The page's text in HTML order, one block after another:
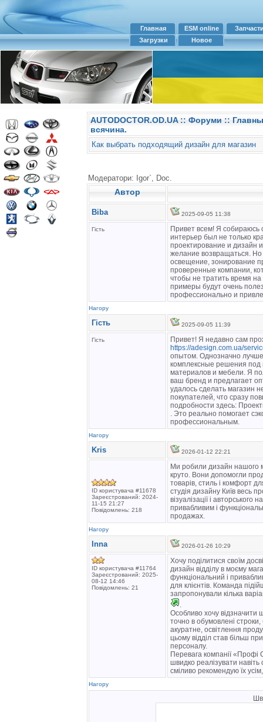
Главная ESM online
Загрузки
Новое
AUTODOCTOR.OD.UA:: Форуми ::
всячина.
Как выбрать подходящий дизайн для магазин
Модератори: Igor`, Doc.
Автор
Biba 2025-09-05 11:38
Гість
Привет всем! Я собираюсь
интерьер был не только
проектирование и дизайн
желание возвращаться. Но
освещение, зонирование
проверенные компании,
чтобы не тратить время
примеры будут очень
профессионально и
Нагору
Гість 2025-09-05 11:39
Гість
Привет! Я недавно сам
https://adesign.com.ua/
опытом. Однозначно
комплексные решения под
материалов и мебели. Я
ваш бренд и предлагает
удалось сделать магазин
покупателей, что сразу
подробности здесь:
. Это реально помогает
профессиональным.
Нагору
Kris 2026-01-12 22:21
ID користувача #11678
Зареєстрований: 2024-
11-15 21:27
Повідомлень: 218
Ми робили дизайн нашого
круто. Вони допомогли
товарів, стиль і комфорт
студія дизайну Київ весь
візуалізації і
привабливим і
продажах.
Нагору
Inna 2026-01-26 10:29
ID користувача #11764
Зареєстрований: 2025-
08-12 14:46
Повідомлень: 21
Хочу поділитися своїм
дизайн відділу в моєму
функціональний і
для клієнтів. Команда
запропонували кілька
.
Особливо хочу відзначити
точно в обумовлені строки,
акуратне, освітлення
цьому відділ став більш
персоналу.
Перевага компанії «Профі
швидко реалізувати
сміливо рекомендую їх
Нагору